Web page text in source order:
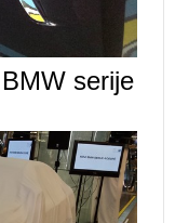
serije